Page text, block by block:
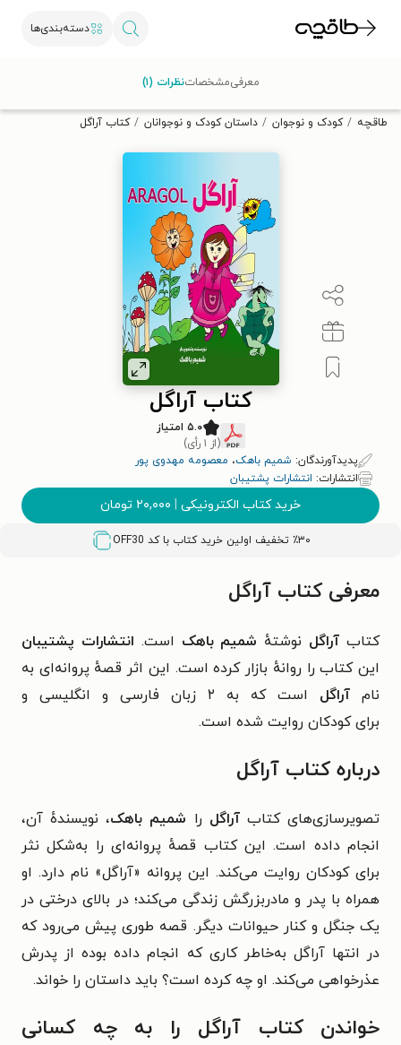
دسته‌بندی‌ها
تخفیف از طاقچه دریافت کن.
طاقچه کودک و نوجوان داستان کودک و نوجوانان کتاب آراگل
کتاب آراگل
۵.۰ امتیاز
(از ۱ رأی)
پدیدآورندگان: شمیم باهک، معصومه مهدوی پور
انتشارات: انتشارات پشتیبان
خرید کتاب الکترونیکی | ۲۰,۰۰۰ تومان
٪۳۰ تخفیف اولین خرید کتاب با کد OFF30
معرفیمشخصاتنظرات (۱)
معرفی کتاب آراگل
کتاب آراگل نوشتهٔ شمیم باهک است. انتشارات پشتیبان
این کتاب را روانهٔ بازار کرده است. این اثر قصهٔ پروانه‌ای به
نام آراگل
است که به ۲ زبان فارسی و انگلیسی و
برایکودکان روایت شده است.
درباره کتاب آراگل
تصویرسازی‌های کتابآراگل را شمیم باهک، نویسندهٔ آن،
انجام داده است. این کتاب قصهٔ پروانه‌ای را به‌شکل نثر
برای کودکان روایت می‌کند. این پروانه «آراگل» نام دارد. او
همراه با پدر و مادربزرگش زندگی می‌کند؛ در بالای درختی در
یک جنگل و کنار حیوانات دیگر. قصه طوری پیش می‌رود که
در انتها آراگل به‌خاطر کاری که انجام داده بوده از پدرش
عذرخواهی می‌کند. او چه کرده است؟ باید داستان را خواند.
خواندن کتاب آراگل را به چه کسانی